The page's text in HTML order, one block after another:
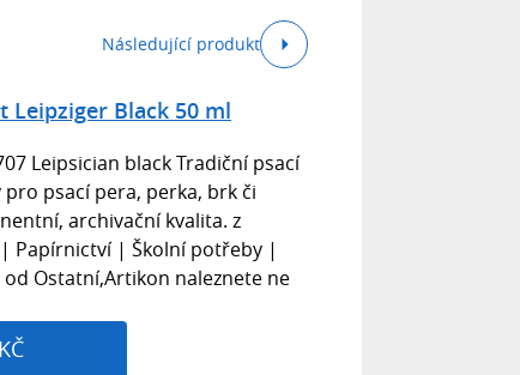
Následující produkt
Leipziger Black 50 ml
Leipsician black Tradiční psací
psací pera, perka, brk či
archivační kvalita. z
Papírnictví | Školní potřeby |
Ostatní,Artikon naleznete ne